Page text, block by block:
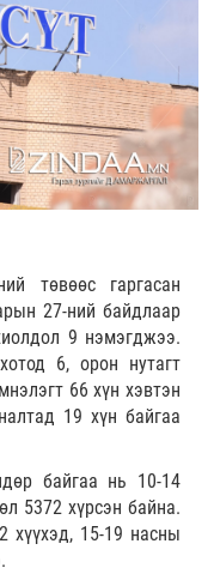
төвөөс гаргасан
27-ний байдлаар
9 нэмэгджээ.
6, орон нутагт
66 хүн хэвтэн
19 хүн байгаа
байгаа нь 10-14
5372 хүрсэн байна.
15-19 насны